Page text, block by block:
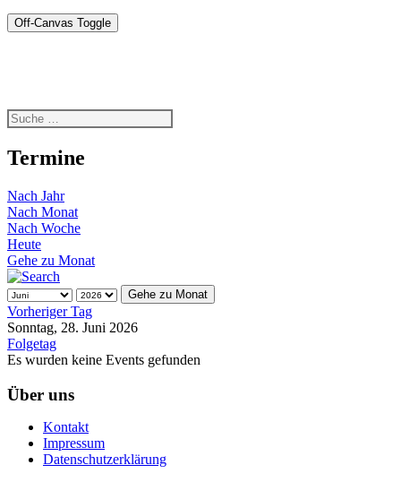
Off-Canvas Toggle
Termine
Nach Jahr
Nach Monat
Nach Woche
Heute
Gehe zu Monat
Gehe zu Monat
Vorheriger Tag
Sonntag, 28. Juni 2026
Folgetag
Es wurden keine Events gefunden
Über uns
Kontakt
Impressum
Datenschutzerklärung